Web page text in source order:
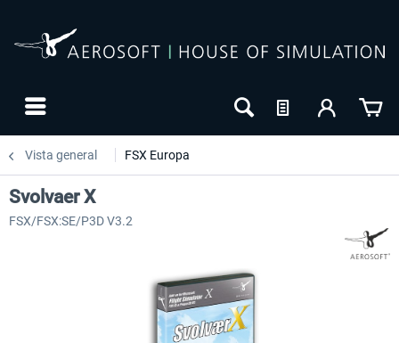
Vista general FSX Europa
Svolvaer X
FSX/FSX:SE/P3D V3.2